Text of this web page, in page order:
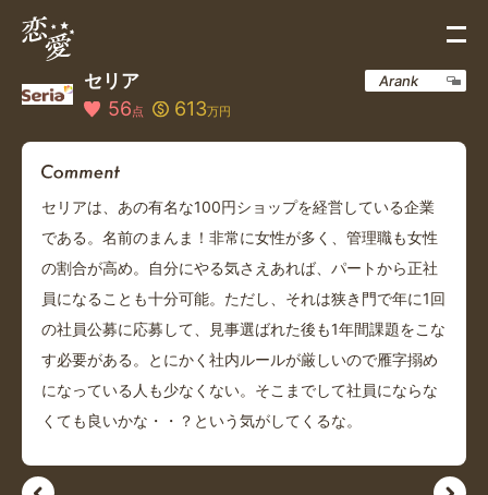
セリア
56点 613万円
Arank
セリアは、あの有名な100円ショップを経営している企業
である。名前のまんま！非常に女性が多く、管理職も女性
の割合が高め。自分にやる気さえあれば、パートから正社
員になることも十分可能。ただし、それは狭き門で年に1回
の社員公募に応募して、見事選ばれた後も1年間課題をこな
す必要がある。とにかく社内ルールが厳しいので雁字搦め
になっている人も少なくない。そこまでして社員にならな
くても良いかな・・？という気がしてくるな。